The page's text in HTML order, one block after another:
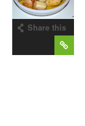
Share this